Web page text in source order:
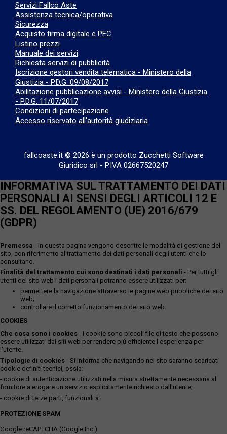
Servizi Fallco Aste
Assistenza tecnica/operativa
Sicurezza
Acquisto firma digitale e PEC
Listino prezzi
Manuale dei servizi
Richiesta servizi di pubblicità
Iscrizione gestori vendita telematica - Ministero della
Giustizia - P.D.G. 09/08/2017
Abilitazione pubblicazione avvisi - Ministero della Giustizia
- P.D.G. 11/07/2017
Condizioni di partecipazione
Accesso riservato all'autorità giudiziaria
fallcoaste.it © 2026 è un prodotto Zucchetti Software
Giuridico srl - P.IVA 02667520247
INFORMATIVA SUL TRATTAMENTO DEI DATI
PERSONALI AI SENSI DEGLI ARTICOLI 12 E
SS. DEL REGOLAMENTO (UE) 2016/679
(GDPR)
Premessa - In questa pagina vengono descritte le modalità di gestione del
sito, con riferimento al trattamento dei dati personali degli utenti che lo
consultano.
Finalità del trattamento cui sono destinati i dati personali - Per tutti gli
utenti del sito web i dati personali potranno essere utilizzati per:
permettere la navigazione attraverso le pagine web pubbliche del sito
web;
controllare il corretto funzionamento del sito web.
COOKIES
Che cosa sono i cookies - I cookie sono piccoli file di testo che possono
essere utilizzati dai siti web per rendere più efficiente l'esperienza per
l'utente.
Tipologie di cookies - Si informa che navigando nel sito saranno scaricati
cookie definiti tecnici, ossia:
- cookie di autenticazione utilizzati nella misura strettamente necessaria al
fornitore a erogare un servizio esplicitamente richiesto dall'utente;
- cookie di terze parti, funzionali a:
PROTEZIONE SPAM
Google reCAPTCHA (Google Inc.)